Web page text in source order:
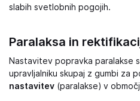
slabih svetlobnih pogojih.
Paralaksa in
Nastavitev popravka paralakse
upravljalniku skupaj z gumbi za
nastavitev (paralakse) v